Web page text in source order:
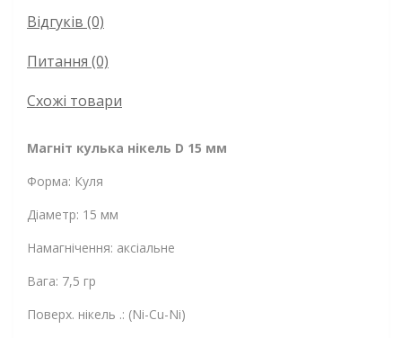
Відгуків (0)
Питання (0)
Схожі товари
Магніт кулька нікель D 15 мм
Форма: Куля
Діаметр: 15 мм
Намагнічення: аксіальне
Вага: 7,5 гр
Поверх. нікель .: (Ni-Cu-Ni)